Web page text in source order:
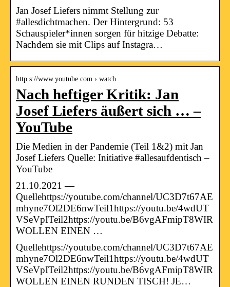
Jan Josef Liefers nimmt Stellung zur
#allesdichtmachen. Der Hintergrund: 53
Schauspieler*innen sorgen für hitzige Debatte:
Nachdem sie mit Clips auf Instagra…
http s://www.youtube.com › watch
Nach heftiger Kritik: Jan
Josef Liefers äußert sich … –
YouTube
Die Medien in der Pandemie (Teil 1&2) mit Jan
Josef Liefers Quelle: Initiative #allesaufdentisch –
YouTube
21.10.2021 —
Quellehttps://youtube.com/channel/UC3D7t67AE
mhyne7Ol2DE6nwTeil1https://youtu.be/4wdUT
VSeVpITeil2https://youtu.be/B6vgAFmipT8WIR
WOLLEN EINEN …
Quellehttps://youtube.com/channel/UC3D7t67AE
mhyne7Ol2DE6nwTeil1https://youtu.be/4wdUT
VSeVpITeil2https://youtu.be/B6vgAFmipT8WIR
WOLLEN EINEN RUNDEN TISCH! JE…